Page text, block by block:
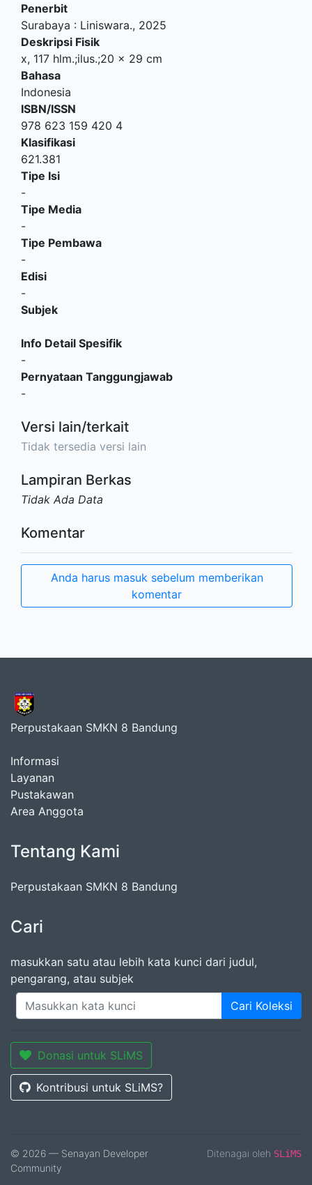
Penerbit
Surabaya : Liniswara., 2025
Deskripsi Fisik
x, 117 hlm.;ilus.;20 x 29 cm
Bahasa
Indonesia
ISBN/ISSN
978 623 159 420 4
Klasifikasi
621.381
Tipe Isi
-
Tipe Media
-
Tipe Pembawa
-
Edisi
-
Subjek
Info Detail Spesifik
-
Pernyataan Tanggungjawab
-
Versi lain/terkait
Tidak tersedia versi lain
Lampiran Berkas
Tidak Ada Data
Komentar
Anda harus masuk sebelum memberikan
komentar
Perpustakaan SMKN 8 Bandung
Informasi
Layanan
Pustakawan
Area Anggota
Tentang Kami
Perpustakaan SMKN 8 Bandung
Cari
masukkan satu atau lebih kata kunci dari judul,
pengarang, atau subjek
Cari Koleksi
Donasi untuk SLiMS
Kontribusi untuk SLiMS?
© 2026 — Senayan Developer
Community
Ditenagai oleh SLiMS